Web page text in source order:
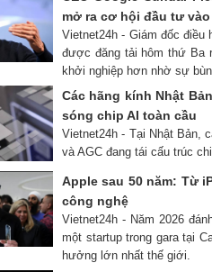
mở ra cơ hội đầu tư
Vietnet24h - Giám đốc điều
được đăng tải hôm thứ Ba
khởi nghiệp hơn nhờ sự
Các hãng kính Nhật
sóng chip AI toàn cầu
Vietnet24h - Tại Nhật Bản,
và AGC đang tái cấu trúc
Apple sau 50 năm: Từ
công nghệ
Vietnet24h - Năm 2026
một startup trong gara tại
hưởng lớn nhất thế giới.